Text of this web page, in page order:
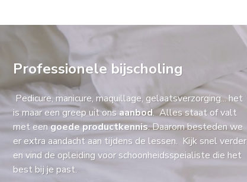
Professionele bijscholing
Pedicure, manicure, maquillage, gelaatsverzorging... het
is maar een greep uit ons aanbod. Alles staat of valt
met eengoede productkennis. Daarom besteden we
er extra aandacht aan tijdens de lessen. Kijk snel verder
en vind de opleiding voor schoonheidsspeialiste die het
best bij je past.